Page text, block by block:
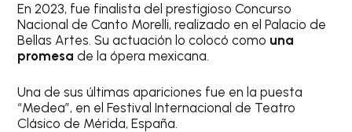
En 2023, fue finalista del prestigioso Concurso
Nacional de Canto Morelli, realizado en el Palacio de
Bellas Artes. Su actuación lo colocó como una
promesa de la ópera mexicana.
Una de sus últimas apariciones fue en la puesta
“Medea”, en el Festival Internacional de Teatro
Clásico de Mérida, España.